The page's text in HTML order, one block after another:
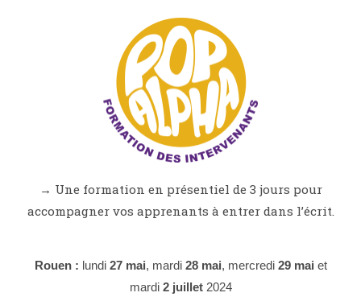
→ Une formation en présentiel de 3 jours pour
accompagner vos apprenants à entrer dans l’écrit.
Rouen : lundi 27 mai, mardi 28 mai, mercredi 29 mai et
mardi 2 juillet 2024